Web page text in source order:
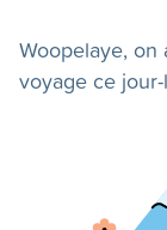
Woopelaye,
voyage ce jour-